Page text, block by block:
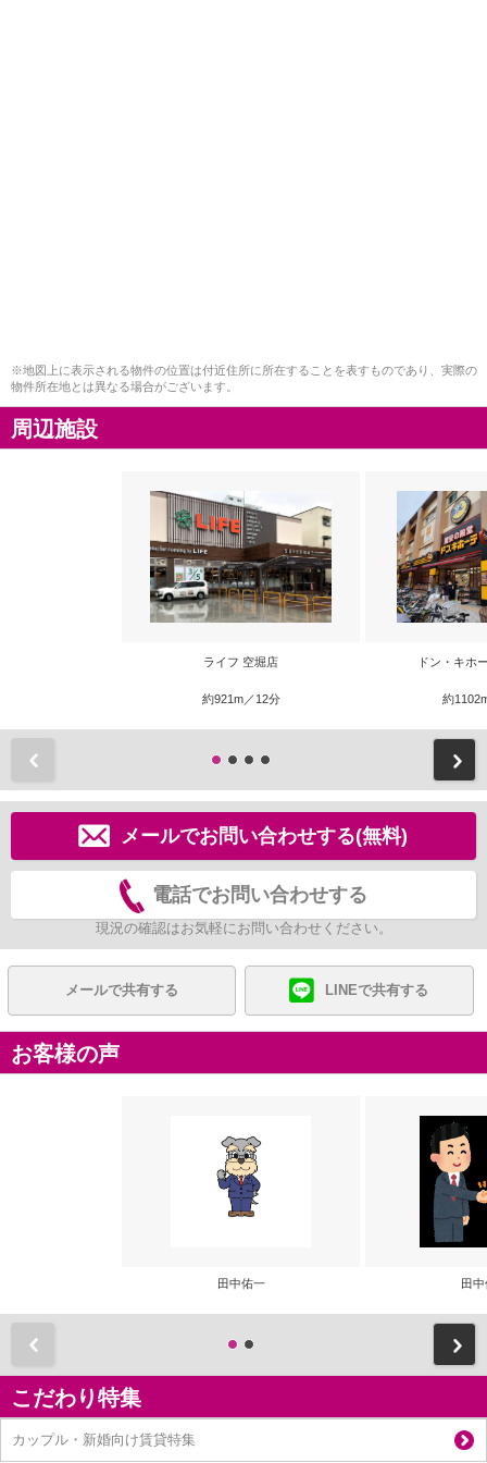
※地図上に表示される物件の位置は付近住所に所在することを表すものであり、実際の
物件所在地とは異なる場合がございます。
周辺施設
ライフ 空堀店
約921m／12分
ドン・キホ
約
メールでお問い合わせする(無料)
電話でお問い合わせする
現況の確認はお気軽にお問い合わせください。
メールで共有する LINEで共有する
お客様の声
田中佑一 田
こだわり特集
カップル・新婚向け賃貸特集